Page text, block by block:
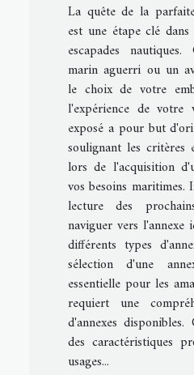
La quête de la
est une étape clé
escapades
marin aguerri ou un
le choix de votre
l'expérience de votre
exposé a pour but
soulignant les critères
lors de l'acquisition
vos besoins maritimes.
lecture des
naviguer vers l'annexe
différents types
sélection d'une
essentielle pour les
requiert une
d'annexes
des caractéristiques
usages...